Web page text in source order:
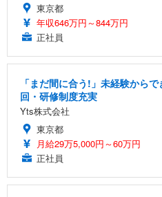
東京都
年収646万円～844万円
正社員
「まだ間に合う!」未経験から
回・研修制度充実
Yts株式会社
東京都
月給29万5,000円～60万円
正社員